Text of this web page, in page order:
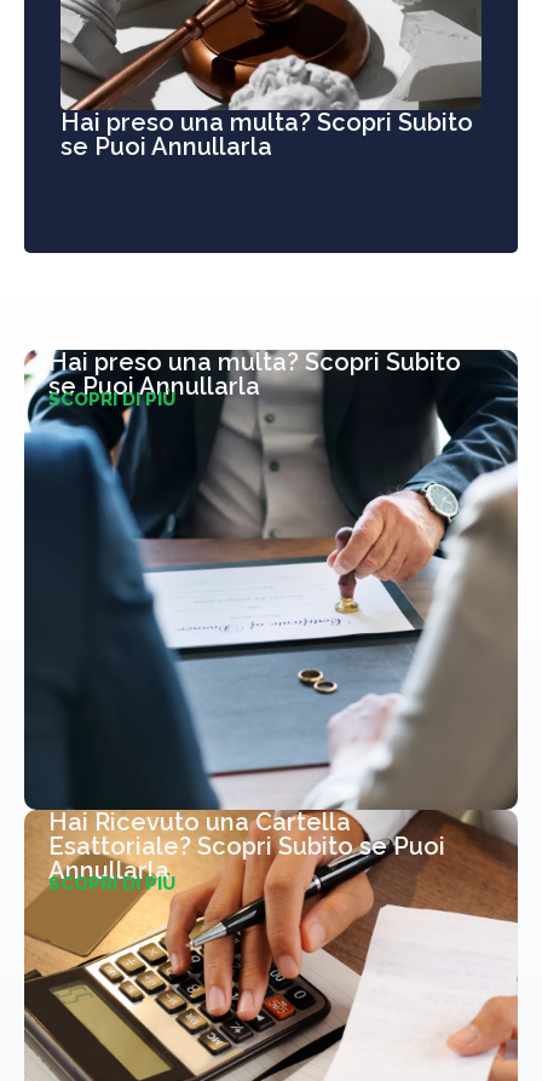
Hai preso una multa? Scopri Subito
se Puoi Annullarla
Hai preso una multa? Scopri Subito
se Puoi Annullarla
SCOPRI DI PIÙ
Hai Ricevuto una Cartella
Esattoriale? Scopri Subito se Puoi
Annullarla
SCOPRI DI PIÙ